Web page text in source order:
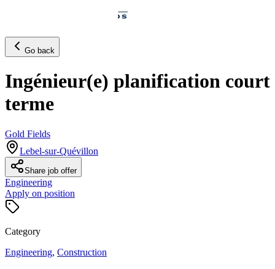
Go back
Ingénieur(e) planification court
terme
Gold Fields
Lebel-sur-Quévillon
Share job offer
Engineering
Apply on position
Category
Engineering, Construction